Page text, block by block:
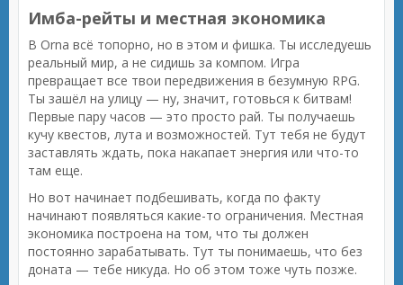
Имба-рейты и местная экономика
В Orna всё топорно, но в этом и фишка. Ты исследуешь
реальный мир, а не сидишь за компом. Игра
превращает все твои передвижения в безумную RPG.
Ты зашёл на улицу — ну, значит, готовься к битвам!
Первые пару часов — это просто рай. Ты получаешь
кучу квестов, лута и возможностей. Тут тебя не будут
заставлять ждать, пока накапает энергия или что-то
там еще.
Но вот начинает подбешивать, когда по факту
начинают появляться какие-то ограничения. Местная
экономика построена на том, что ты должен
постоянно зарабатывать. Тут ты понимаешь, что без
доната — тебе никуда. Но об этом тоже чуть позже.